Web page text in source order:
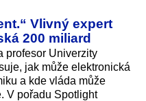
Vlivný expert
200 miliard
profesor Univerzity
jak může elektronická
a kde vláda může
V pořadu Spotlight